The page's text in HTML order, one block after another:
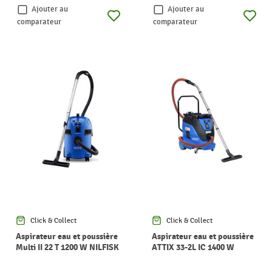
Ajouter au
comparateur
Ajouter au
comparateur
Click & Collect
Aspirateur eau et poussière
Multi II 22 T 1200 W NILFISK
Click & Collect
Aspirateur eau et poussière
ATTIX 33-2L IC 1400 W